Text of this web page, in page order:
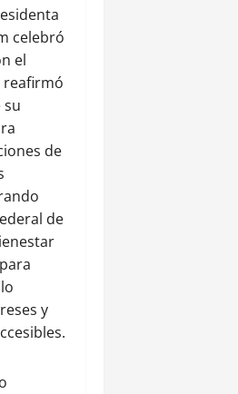
celebró
el
reafirmó
su
de
de
y